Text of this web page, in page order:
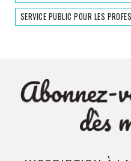
SERVICE PUBLIC POUR LES